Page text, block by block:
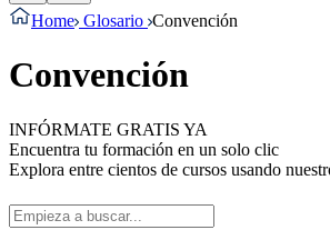
Home Glosario Convención
Convención
INFÓRMATE GRATIS YA
Encuentra tu formación en un solo clic
Explora entre cientos de cursos usando